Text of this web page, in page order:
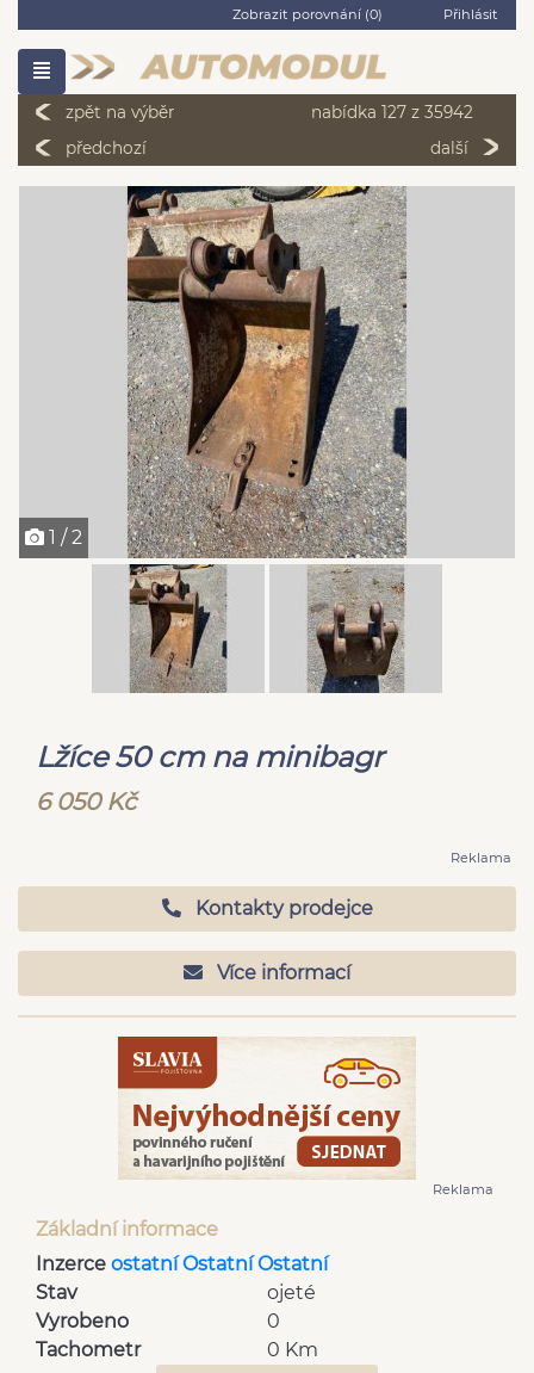
Zobrazit porovnání (0) Přihlásit
zpět na výběr
nabídka 127 z 35942
předchozí
další
1 / 2
Lžíce 50 cm na minibagr
6 050 Kč
Reklama
Kontakty prodejce
Více informací
Reklama
Základní informace
Inzerce ostatní Ostatní Ostatní
Stav
ojeté
Vyrobeno
0
Tachometr
0 Km